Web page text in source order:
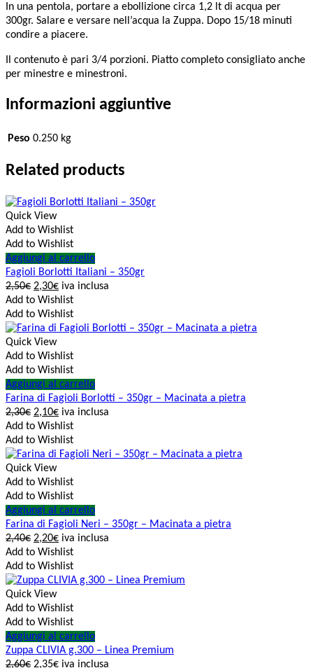
In una pentola, portare a ebollizione circa 1,2 lt di acqua per
300gr. Salare e versare nell’acqua la Zuppa. Dopo 15/18 minuti
condire a piacere.
Il contenuto è pari 3/4 porzioni. Piatto completo consigliato anche
per minestre e minestroni.
Informazioni aggiuntive
Peso 0.250 kg
Related products
Quick View
Add to Wishlist
Add to Wishlist
Aggiungi al carrello
Fagioli Borlotti Italiani – 350gr
2,50€ 2,30€ iva inclusa
Add to Wishlist
Add to Wishlist
Quick View
Add to Wishlist
Add to Wishlist
Aggiungi al carrello
Farina di Fagioli Borlotti – 350gr – Macinata a pietra
2,30€ 2,10€ iva inclusa
Add to Wishlist
Add to Wishlist
Quick View
Add to Wishlist
Add to Wishlist
Aggiungi al carrello
Farina di Fagioli Neri – 350gr – Macinata a pietra
2,40€ 2,20€ iva inclusa
Add to Wishlist
Add to Wishlist
Quick View
Add to Wishlist
Add to Wishlist
Aggiungi al carrello
Zuppa CLIVIA g.300 – Linea Premium
2,60€ 2,35€ iva inclusa